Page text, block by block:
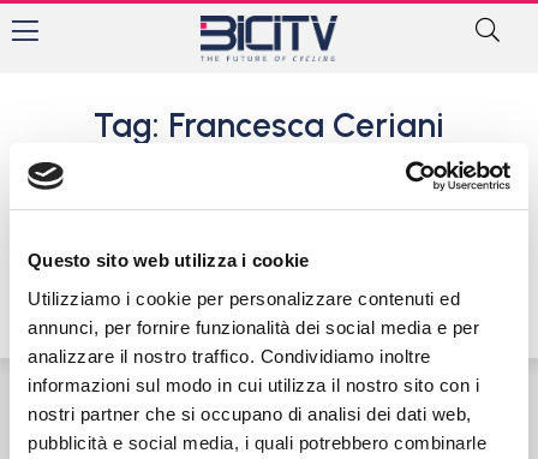
Questo sito web utilizza i cookie
Utilizziamo i cookie per personalizzare contenuti ed
annunci, per fornire funzionalità dei social media e per
analizzare il nostro traffico. Condividiamo inoltre
informazioni sul modo in cui utilizza il nostro sito con i
nostri partner che si occupano di analisi dei dati web,
pubblicità e social media, i quali potrebbero combinarle
Tag: Francesca Ceriani
femminile per la provincia di
29 Febbraio 2016